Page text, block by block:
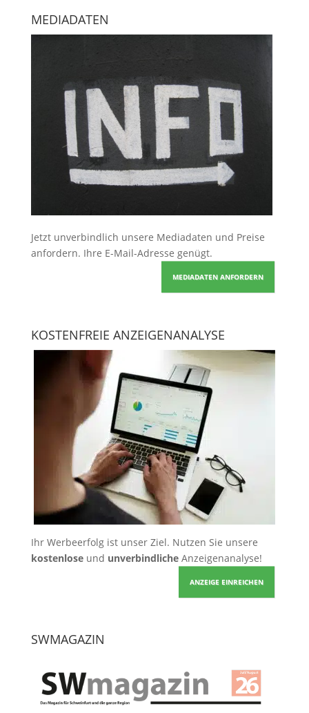
MEDIADATEN
Jetzt unverbindlich unsere Mediadaten und Preise
anfordern. Ihre E-Mail-Adresse genügt.
MEDIADATEN ANFORDERN
KOSTENFREIE ANZEIGENANALYSE
Ihr Werbeerfolg ist unser Ziel. Nutzen Sie unsere
kostenloseund unverbindlicheAnzeigenanalyse!
ANZEIGE EINREICHEN
SWMAGAZIN